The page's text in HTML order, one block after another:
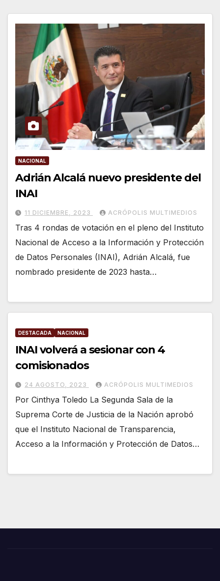
NACIONAL
Adrián Alcalá nuevo presidente del
INAI
11 DICIEMBRE, 2023 ACRÓPOLIS MULTIMEDIOS
Tras 4 rondas de votación en el pleno del Instituto
Nacional de Acceso a la Información y Protección
de Datos Personales (INAI), Adrián Alcalá, fue
nombrado presidente de 2023 hasta…
DESTACADA NACIONAL
INAI volverá a sesionar con 4
comisionados
24 AGOSTO, 2023 ACRÓPOLIS MULTIMEDIOS
Por Cinthya Toledo La Segunda Sala de la
Suprema Corte de Justicia de la Nación aprobó
que el Instituto Nacional de Transparencia,
Acceso a la Información y Protección de Datos…